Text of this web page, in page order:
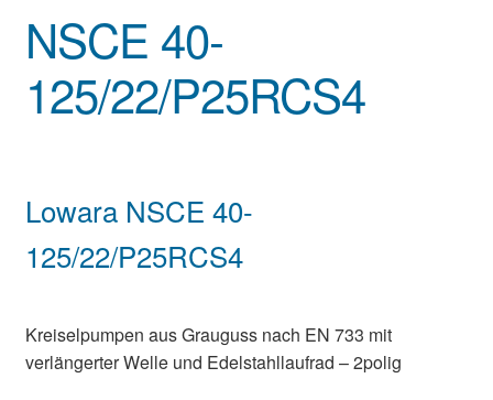
NSCE 40-
125/22/P25RCS4
Lowara NSCE 40-
125/22/P25RCS4
Kreiselpumpen aus Grauguss nach EN 733 mit
verlängerter Welle und Edelstahllaufrad – 2polig